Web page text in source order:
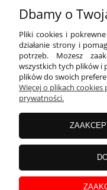
z siedzibą przy ul. Wojska
Dbamy o
Pliki cookies i
działanie strony i
potrzeb. Możesz
wszystkich tych plików i
plików do swoich
Więcej o plikach cookies
prywatności.